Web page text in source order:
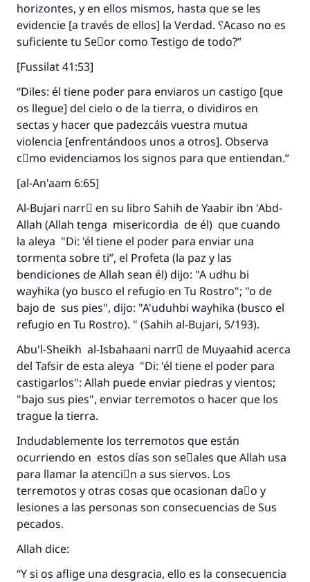
horizontes, y en ellos mismos, hasta que se les
evidencie [a través de ellos] la Verdad. ؟Acaso no es
suficiente tu Seٌor como Testigo de todo?”
[Fussilat 41:53]
“Diles: él tiene poder para enviaros un castigo [que
os llegue] del cielo o de la tierra, o dividiros en
sectas y hacer que padezcáis vuestra mutua
violencia [enfrentándoos unos a otros]. Observa
cَmo evidenciamos los signos para que entiendan.”
[al-An'aam 6:65]
Al-Bujari narrَ en su libro Sahih de Yaabir ibn 'Abd-
Allah (Allah tenga misericordia de él) que cuando
la aleya "Di: 'él tiene el poder para enviar una
tormenta sobre ti”, el Profeta (la paz y las
bendiciones de Allah sean él) dijo: "A udhu bi
wayhika (yo busco el refugio en Tu Rostro"; "o de
bajo de sus pies", dijo: "A'uduhbi wayhika (busco el
refugio en Tu Rostro). " (Sahih al-Bujari, 5/193).
Abu'l-Sheikh al-Isbahaani narrَ de Muyaahid acerca
del Tafsir de esta aleya "Di: 'él tiene el poder para
castigarlos": Allah puede enviar piedras y vientos;
"bajo sus pies", enviar terremotos o hacer que los
trague la tierra.
Indudablemente los terremotos que están
ocurriendo en estos días son seٌales que Allah usa
para llamar la atenciَn a sus siervos. Los
terremotos y otras cosas que ocasionan daٌo y
lesiones a las personas son consecuencias de Sus
pecados.
Allah dice:
“Y si os aflige una desgracia, ello es la consecuencia